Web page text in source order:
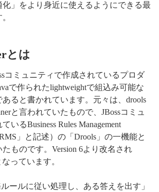
化」をより身近に使えるようにできる最
とは
コミュニティで作成されているプロダ
で作られたlightweightで組込み可能な
ると書かれています。元々は、drools
と言われていたもので、JBossコミュ
いるBusiness Rules Management
」と記述）の「Drools」の一機能と
ものです。Version 6より改名され
なっています。
ールに従い処理し、ある答えを出す」